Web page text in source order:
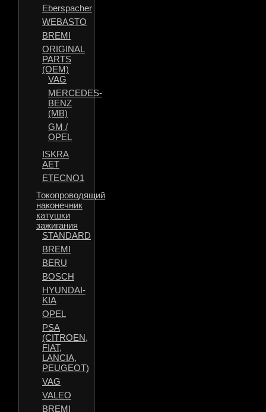
Eberspacher
WEBASTO
BREMI
ORIGINAL
PARTS
(OEM)
VAG
MERCEDES-
BENZ
(MB)
GM /
OPEL
ISKRA
AET
ETECNO1
Токопроводящий
наконечник
катушки
зажигания
STANDARD
BREMI
BERU
BOSCH
HYUNDAI-
KIA
OPEL
PSA
(CITROEN,
FIAT,
LANCIA,
PEUGEOT)
VAG
VALEO
BREMI